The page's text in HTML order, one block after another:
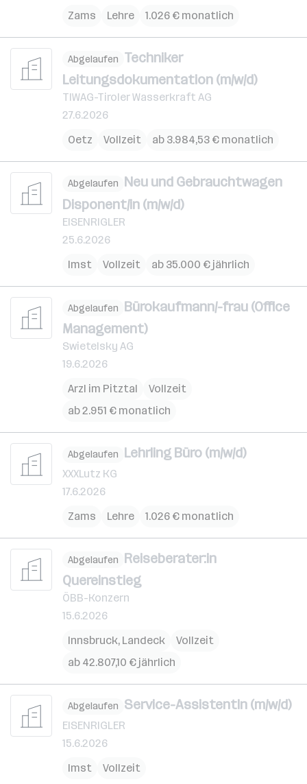
Zams Lehre 1.026 € monatlich
Abgelaufen Techniker
Leitungsdokumentation (m/w/d)
TIWAG-Tiroler Wasserkraft AG
27.6.2026
Oetz
Vollzeit ab 3.984,53 € monatlich
Abgelaufen Neu und Gebrauchtwagen
Disponent/in (m/w/d)
EISENRIGLER
25.6.2026
Imst
Vollzeit ab 35.000 € jährlich
Abgelaufen Bürokaufmann/-frau (Office
Management)
Swietelsky AG
19.6.2026
Arzl im Pitztal
Vollzeit
ab 2.951 € monatlich
Abgelaufen Lehrling Büro (m/w/d)
XXXLutz KG
17.6.2026
Zams
Lehre 1.026 € monatlich
Abgelaufen Reiseberater:in
Quereinstieg
ÖBB-Konzern
15.6.2026
Innsbruck, Landeck
Vollzeit
ab 42.807,10 € jährlich
Abgelaufen Service-AssistentIn (m/w/d)
EISENRIGLER
15.6.2026
Imst
Vollzeit